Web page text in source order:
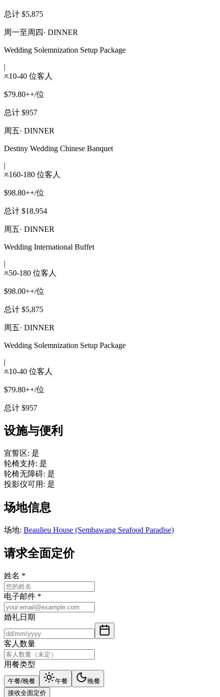
总计 $5,875
周一至周四· DINNER
Wedding Solemnization Setup Package
|
10-40 位客人
$79.80++/位
总计 $957
周五· DINNER
Destiny Wedding Chinese Banquet
|
160-180 位客人
$98.80++/位
总计 $18,954
周五· DINNER
Wedding International Buffet
|
50-180 位客人
$98.00++/位
总计 $5,875
周五· DINNER
Wedding Solemnization Setup Package
|
10-40 位客人
$79.80++/位
总计 $957
设施与便利
宣誓区: 是
轮椅支持: 是
轮椅无障碍: 是
投影仪可用 : 是
场地信息
场地: Beaulieu House (Sembawang Seafood Paradise)
请求全面定价
姓名 *
电子邮件 *
婚礼日期
客人数量
用餐类型
午餐/晚餐 午餐
晚餐
接收全面定价